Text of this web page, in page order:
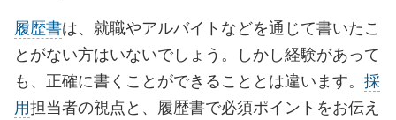
履歴書は、就職やアルバイトなどを通じて書いたこ
とがない方はいないでしょう。しかし経験があって
も、正確に書くことができることとは違います。 採
用担当者の視点と、履歴書で必須ポイントをお伝え